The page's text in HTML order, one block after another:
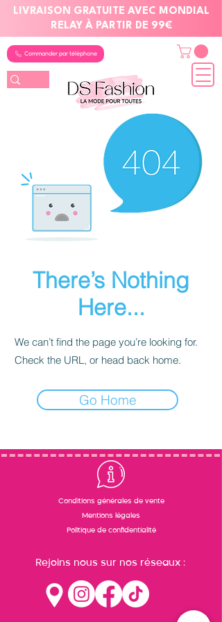
LIVRAISON GRATUITE AVEC MONDIAL
RELAY À PARTIR DE 99€
Commander par téléphone
There’s Nothing
Here...
We can’t find the page you’re looking for.
Check the URL, or head back home.
Go Home
Conditions générales de vente
Mentions légales
Politique de confidentialité
Rejoins nous sur nos réseaux :